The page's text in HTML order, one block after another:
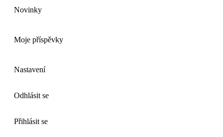
Novinky
Moje příspěvky
Nastavení
Odhlásit se
Přihlásit se